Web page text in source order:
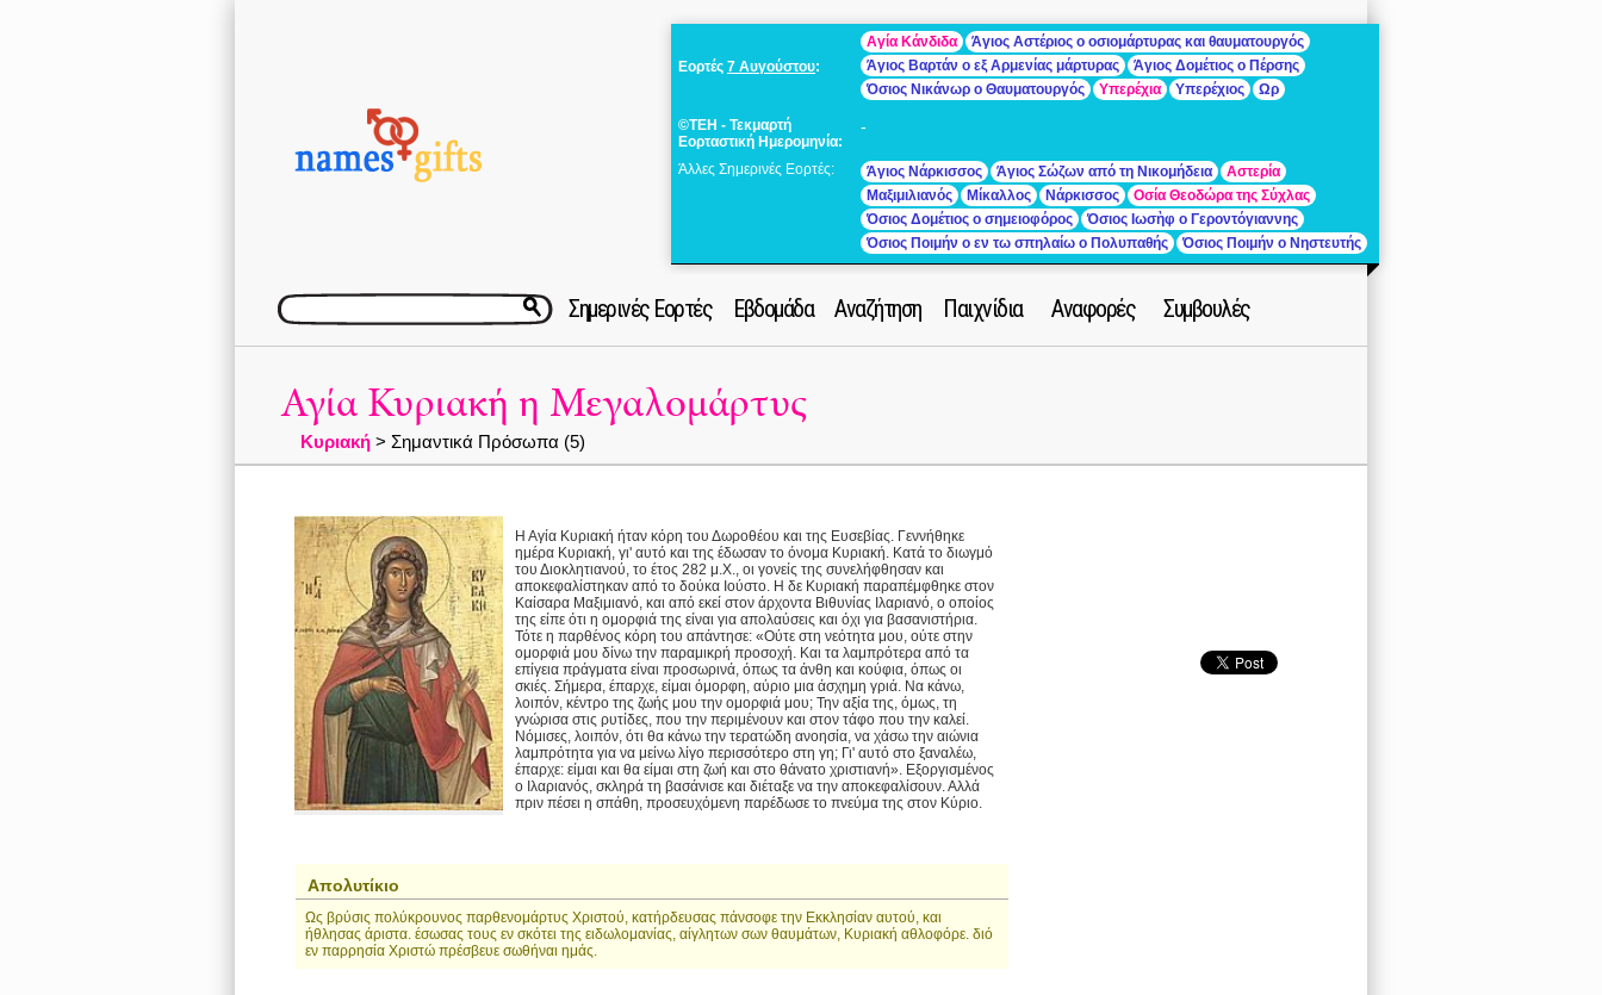
Εορτές 7 Αυγούστου:
Αγία Κάνδιδα
Άγιος Αστέριος ο οσιομάρτυρας και θαυματουργός
Άγιος Βαρτάν ο εξ Αρμενίας μάρτυρας
Άγιος Δομέτιος ο Πέρσης
Όσιος Νικάνωρ ο Θαυματουργός
Υπερέχια Υπερέχιος Ωρ
©ΤΕΗ - Τεκμαρτή
Εορταστική Ημερομηνία:
-
Άλλες Σημερινές Εορτές: Άγιος Νάρκισσος Άγιος Σώζων από τη Νικομήδεια
Αστερία
Μαξιμιλιανός
Μίκαλλος Νάρκισσος
Οσία Θεοδώρα της Σύχλας
Όσιος Δομέτιος ο σημειοφόρος
Όσιος Ιωσὴφ ο Γεροντόγιαννης
Όσιος Ποιμήν ο εν τω σπηλαίω ο Πολυπαθής
Όσιος Ποιμήν ο Νηστευτής
Σημερινές Εορτές Εβδομάδα Αναζήτηση Παιχνίδια Αναφορές Συμβουλές
Αγία Κυριακή η Μεγαλομάρτυς
Κυριακή > Σημαντικά Πρόσωπα (5)
Η Αγία Κυριακή ήταν κόρη του Δωροθέου και της Ευσεβίας. Γεννήθηκε
ημέρα Κυριακή, γι' αυτό και της έδωσαν το όνομα Κυριακή. Κατά το διωγμό
του Διοκλητιανού, το έτος 282 μ.Χ., οι γονείς της συνελήφθησαν και
αποκεφαλίστηκαν από το δούκα Ιούστο. Η δε Κυριακή παραπέμφθηκε στον
Καίσαρα Μαξιμιανό, και από εκεί στον άρχοντα Βιθυνίας Ιλαριανό, ο οποίος
της είπε ότι η ομορφιά της είναι για απολαύσεις και όχι για βασανιστήρια.
Τότε η παρθένος κόρη του απάντησε: «Ούτε στη νεότητα μου, ούτε στην
ομορφιά μου δίνω την παραμικρή προσοχή. Και τα λαμπρότερα από τα
επίγεια πράγματα είναι προσωρινά, όπως τα άνθη και κούφια, όπως οι
σκιές. Σήμερα, έπαρχε, είμαι όμορφη, αύριο μια άσχημη γριά. Να κάνω,
λοιπόν, κέντρο της ζωής μου την ομορφιά μου; Την αξία της, όμως, τη
γνώρισα στις ρυτίδες, που την περιμένουν και στον τάφο που την καλεί.
Νόμισες, λοιπόν, ότι θα κάνω την τερατώδη ανοησία, να χάσω την αιώνια
λαμπρότητα για να μείνω λίγο περισσότερο στη γη; Γι' αυτό στο ξαναλέω,
έπαρχε: είμαι και θα είμαι στη ζωή και στο θάνατο χριστιανή». Εξοργισμένος
ο Ιλαριανός, σκληρά τη βασάνισε και διέταξε να την αποκεφαλίσουν. Αλλά
πριν πέσει η σπάθη, προσευχόμενη παρέδωσε το πνεύμα της στον Κύριο.
Απολυτίκιο
Ως βρύσις πολύκρουνος παρθενομάρτυς Χριστού, κατήρδευσας πάνσοφε την Εκκλησίαν αυτού, και
ήθλησας άριστα. έσωσας τους εν σκότει της ειδωλομανίας, αίγλητων σων θαυμάτων, Κυριακή αθλοφόρε. διό
εν παρρησία Χριστώ πρέσβευε σωθήναι ημάς.